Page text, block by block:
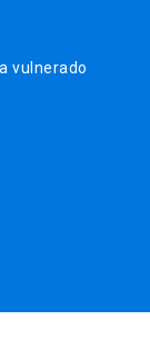
vulnerado